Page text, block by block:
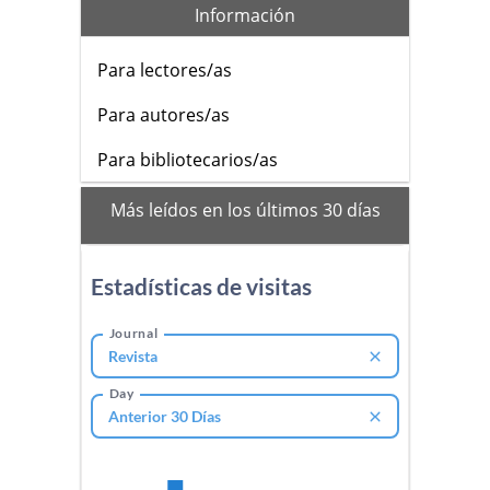
Información
Para lectores/as
Para autores/as
Para bibliotecarios/as
mas_vistos
Más leídos en los últimos 30 días